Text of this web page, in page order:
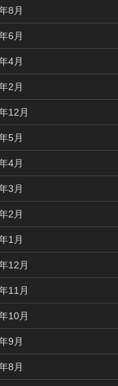
8月
6月
4月
2月
12月
5月
4月
3月
2月
1月
12月
11月
10月
9月
8月